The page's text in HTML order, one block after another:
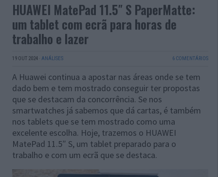
HUAWEI MatePad 11.5″ S PaperMatte:
um tablet com ecrã para horas de
trabalho e lazer
19 OUT 2024 · ANÁLISES 6 COMENTÁRIOS
A Huawei continua a apostar nas áreas onde se tem
dado bem e tem mostrado conseguir ter propostas
que se destacam da concorrência. Se nos
smartwatches já sabemos que dá cartas, é também
nos tablets que se tem mostrado como uma
excelente escolha. Hoje, trazemos o HUAWEI
MatePad 11.5″ S, um tablet preparado para o
trabalho e com um ecrã que se destaca.